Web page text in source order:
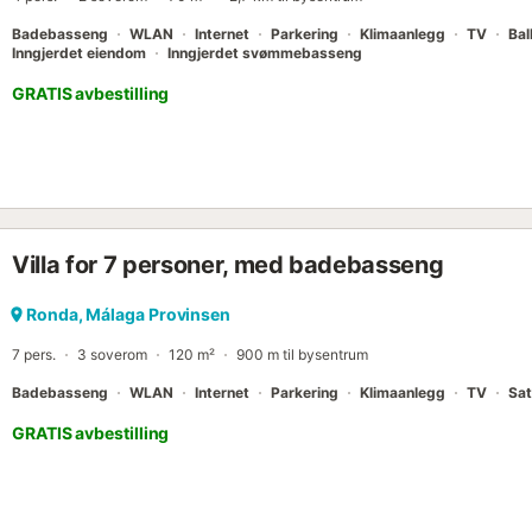
Badebasseng WLAN Internet Parkering Klimaanlegg TV
Inngjerdet eiendom
Inngjerdet svømmebasseng
GRATIS avbestilling
Villa for 7 personer, med badebasseng
Ronda, Málaga Provinsen
7 pers. 3 soverom 120 m² 900 m til bysentrum
Badebasseng WLAN Internet Parkering Klimaanlegg TV
GRATIS avbestilling